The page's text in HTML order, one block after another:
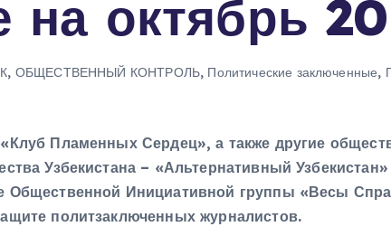
на октябрь
, ОБЩЕСТВЕННЫЙ КОНТРОЛЬ, Политические заключенные,
Пламенных Сердец», а также другие
Узбекистана – «Альтернативный
Инициативной группы «Весы
политзаключенных журналистов.